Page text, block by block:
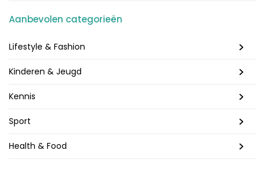
Aanbevolen categorieën
Lifestyle & Fashion
Kinderen & Jeugd
Kennis
Sport
Health & Food